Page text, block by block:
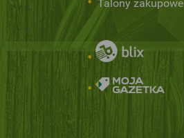
Talony zakupowe